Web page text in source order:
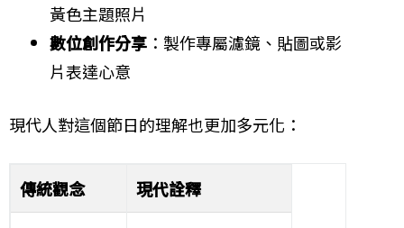
黃色主題照片
數位創作分享 ：製作專屬濾鏡、貼圖或影
片表達心意
現代人對這個節日的理解也更加多元化：
傳統觀念 現代詮釋